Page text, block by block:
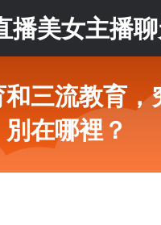
播美女主播
三流教育，
別在哪裡？